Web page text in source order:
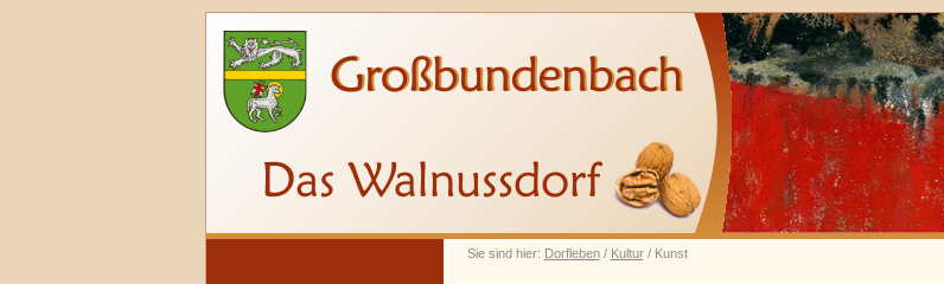
Sie sind hier: Dorfleben/ Kultur/ Kunst